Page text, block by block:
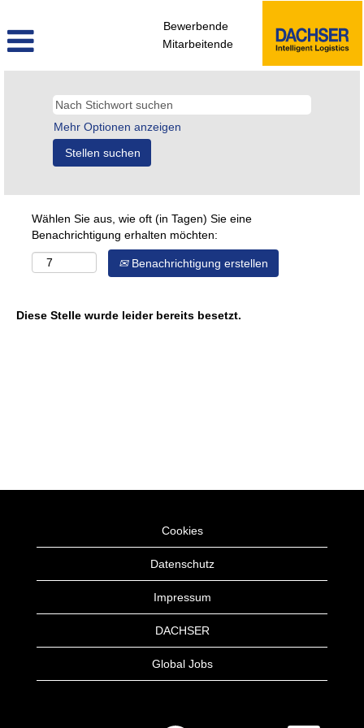
Bewerbende
Mitarbeitende
Mehr Optionen anzeigen
Wählen Sie aus, wie oft (in Tagen) Sie eine
Benachrichtigung erhalten möchten:
Benachrichtigung erstellen
Diese Stelle wurde leider bereits besetzt.
Cookies
Datenschutz
Impressum
DACHSER
Global Jobs